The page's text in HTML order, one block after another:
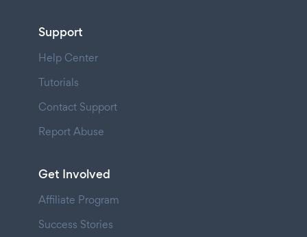
Support
Help Center
Tutorials
Contact Support
Report Abuse
Get Involved
Affiliate Program
Success Stories